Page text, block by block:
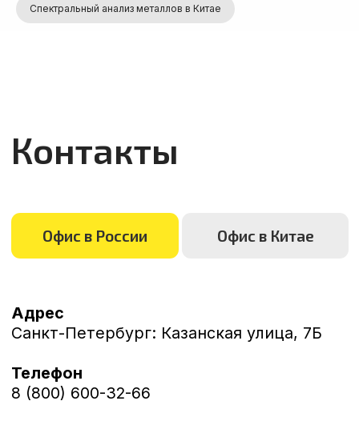
Спектральный анализ металлов в Китае